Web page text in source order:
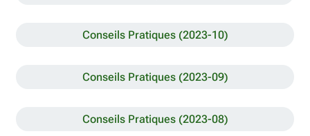
Conseils Pratiques (2023-10)
Conseils Pratiques (2023-09)
Conseils Pratiques (2023-08)